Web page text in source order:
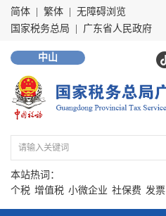
简体 繁体
无障碍浏览
国家税务总局
广东省人民政府
中山
本站热词：
个税 增值税 小微企业 社保费 发票